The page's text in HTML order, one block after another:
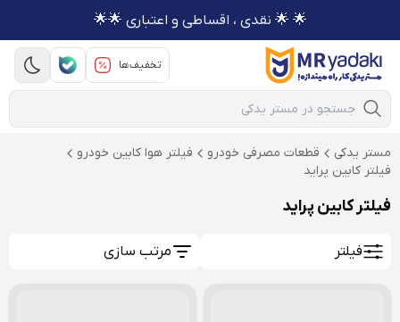
🌟 🌟 نقدی ، اقساطی و اعتباری 🌟🌟
تخفیف‌ها
Mobile Search
مستر یدکی قطعات مصرفی خودرو
فیلتر هوا کابین خودرو
فیلتر کابین پراید
فیلتر کابین پراید
فیلتر مرتب سازی